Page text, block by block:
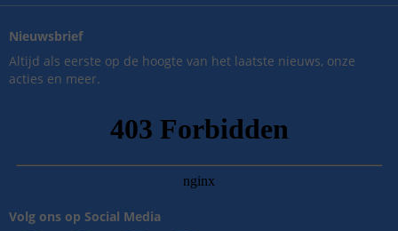
Nieuwsbrief
Altijd als eerste op de hoogte van het laatste nieuws, onze
acties en meer.
Volg ons op Social Media